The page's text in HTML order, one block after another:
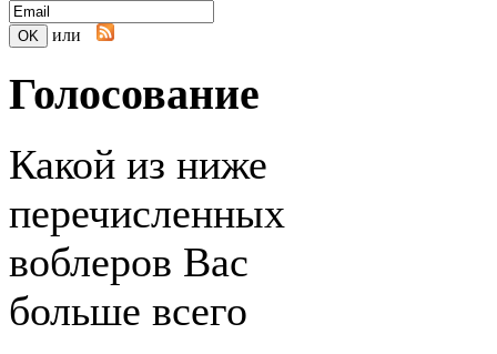
или
Голосование
Какой из ниже
перечисленных
воблеров Вас
больше всего